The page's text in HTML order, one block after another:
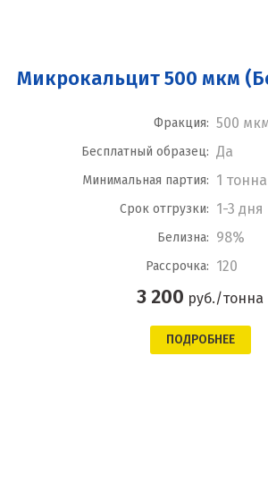
Микрокальцит 500 мкм
Фракция: 500
Бесплатный образец: Да
Минимальная партия: 1 тонна
Срок отгрузки: 1-3 дня
Белизна: 98%
Рассрочка: 120
3 200 руб./тонна
ПОДРОБНЕЕ